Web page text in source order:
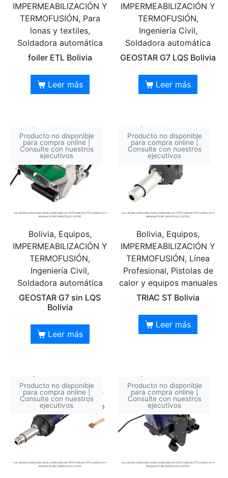
IMPERMEABILIZACIÓN Y
TERMOFUSIÓN, Para
lonas y textiles,
Soldadora automática
foiler ETL Bolivia
Leer más
IMPERMEABILIZACIÓN Y
TERMOFUSIÓN,
Ingeniería Civil,
Soldadora automática
GEOSTAR G7 LQS Bolivia
Leer más
Producto no disponible
para compra online |
Consulte con nuestros
ejecutivos
Bolivia, Equipos,
IMPERMEABILIZACIÓN Y
TERMOFUSIÓN,
Ingeniería Civil,
Soldadora automática
GEOSTAR G7 sin LQS
Bolivia
Leer más
Producto no disponible
para compra online |
Consulte con nuestros
ejecutivos
Bolivia, Equipos,
IMPERMEABILIZACIÓN Y
TERMOFUSIÓN, Línea
Profesional, Pistolas de
calor y equipos manuales
TRIAC ST Bolivia
Leer más
Producto no disponible
para compra online |
Consulte con nuestros
ejecutivos
Producto no disponible
para compra online |
Consulte con nuestros
ejecutivos